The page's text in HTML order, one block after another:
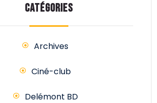
CATÉGORIES
Archives
Ciné-club
Delémont BD